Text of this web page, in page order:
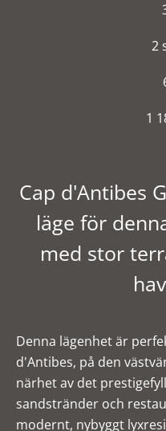
2
1
Cap d'Antibes
läge för
med stor
Denna lägenhet är
d'Antibes, på den
närhet av det
sandstränder och
modernt, nybyggt